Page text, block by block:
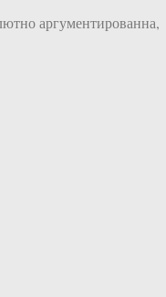
аргументированна,